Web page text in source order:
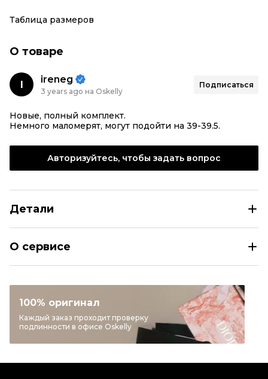
Таблица размеров
О товаре
I ireneg
3 years ago на Oskelly
Подписаться
Новые, полный комплект.
Немного маломерят, могут подойти на 39-39.5.
Авторизуйтесь, чтобы задать вопрос
Детали
Категория
Бренд
J.W.ANDERSON
Материал обуви
Кожа
О сервисе
100% оригинал
Каждый заказ проходит проверку
подлинности в офисе Oskelly